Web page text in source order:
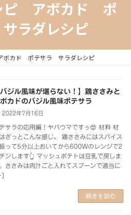
ピ アボカド ポ
ラダレシピ
ボカド ポテサラ サラダレシピ
バジル風味が堪らない！】鶏ささみと
カドのバジル風味ポテサラ
2022年7月16日
サラの応用編！ヤバウマですぅ😍 材料 材
ざっとこんな感じ。 鶏ささみにはスパイス
って5分以上おいてから600Wのレンジで2
ンします👆 マッシュポテトは豆乳で戻しま
ささみは肉汁ごと入れてスプーンで適当に
続きを読む